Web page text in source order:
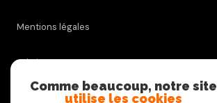
Mentions légales
Admin
Nos honoraires
Comme beaucoup, notre site
utilise les cookies